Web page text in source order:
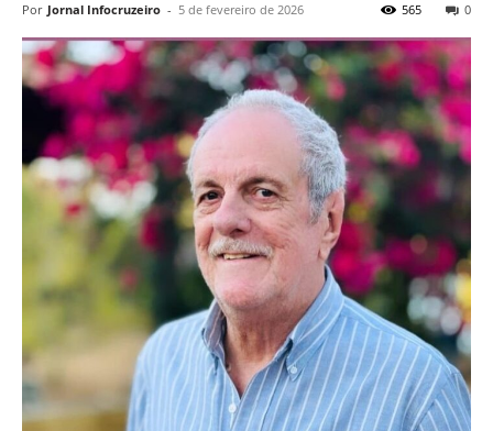
Por Jornal Infocruzeiro - 5 de fevereiro de 2026 0
565